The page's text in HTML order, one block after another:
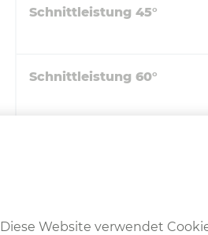
Schnittleistung 45°
Schnittleistung 60°
Diese Website verwendet